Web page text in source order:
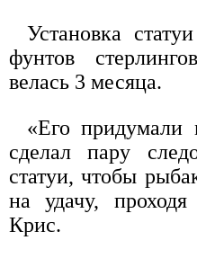
Установка
фунтов
велась 3 месяца.
«Его
сделал пару
статуи, чтобы
на удачу,
Крис.